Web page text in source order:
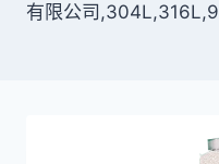
有限公司